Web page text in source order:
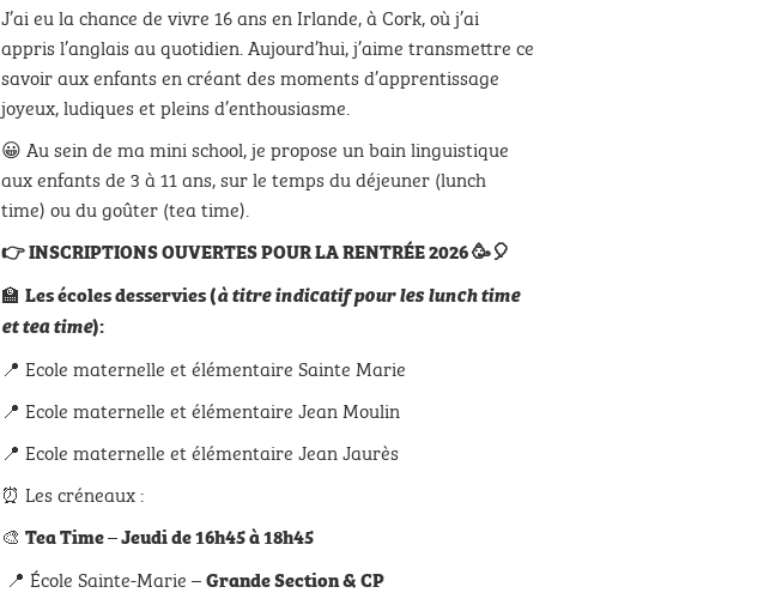
J’ai eu la chance de vivre 16 ans en Irlande, à Cork, où j’ai
appris l’anglais au quotidien. Aujourd’hui, j’aime transmettre ce
savoir aux enfants en créant des moments d’apprentissage
joyeux, ludiques et pleins d’enthousiasme.
😀 Au sein de ma mini school, je propose un bain linguistique
aux enfants de 3 à 11 ans, sur le temps du déjeuner (lunch
time) ou du goûter (tea time).
👉 INSCRIPTIONS OUVERTES POUR LA RENTRÉE 2026🥳🎈
🏫 Les écoles desservies (à titre indicatif pour les lunch time
et tea time):
📍 Ecole maternelle et élémentaire Sainte Marie
📍 Ecole maternelle et élémentaire Jean Moulin
📍 Ecole maternelle et élémentaire Jean Jaurès
⏰ Les créneaux :
🎨 Tea Time – Jeudi de 16h45 à 18h45
📍 École Sainte-Marie –Grande Section & CP